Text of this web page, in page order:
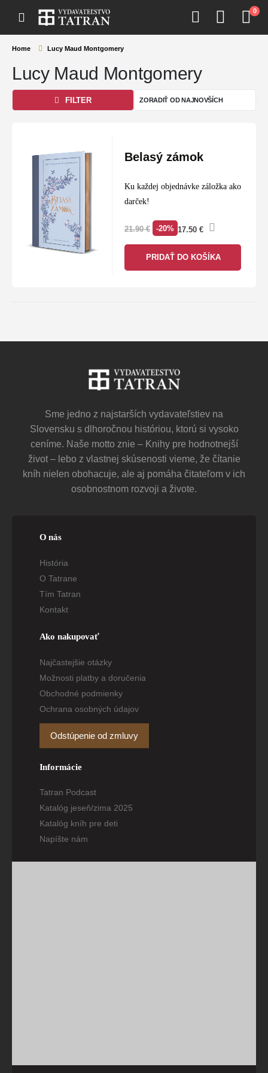
0
Home Lucy Maud Montgomery
Lucy Maud Montgomery
FILTER
Belasý zámok
Ku každej objednávke záložka ako
darček!
21.90€ -20% 17.50 €
PRIDAŤ DO KOŠÍKA
Sme jedno z najstarších vydavateľstiev na
Slovensku s dlhoročnou históriou, ktorú si vysoko
ceníme. Naše motto znie – Knihy pre hodnotnejší
život – lebo z vlastnej skúsenosti vieme, že čítanie
kníh nielen obohacuje, ale aj pomáha čitateľom v ich
osobnostnom rozvoji a živote.
O nás
História
O Tatrane
Tím Tatran
Kontakt
Ako nakupovať
Najčastejšie otázky
Možnosti platby a doručenia
Obchodné podmienky
Ochrana osobných údajov
Odstúpenie od zmluvy
Informácie
Tatran Podcast
Katalóg jeseň/zima 2025
Katalóg kníh pre deti
Napíšte nám